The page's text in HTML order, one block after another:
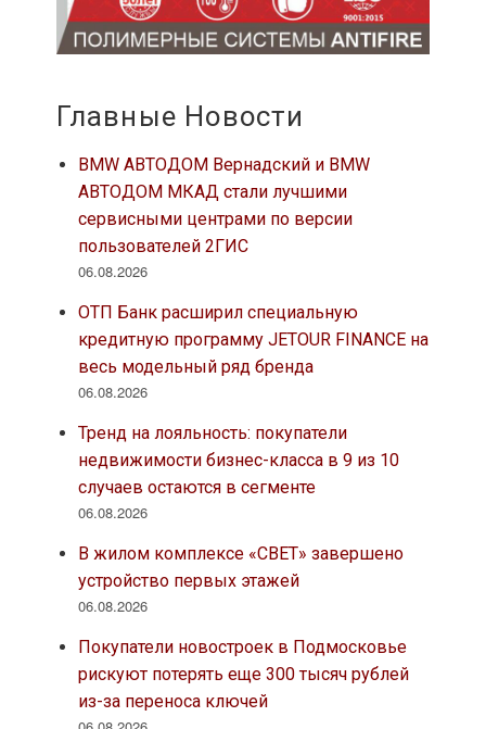
Главные Новости
BMW АВТОДОМ Вернадский и BMW
АВТОДОМ МКАД стали лучшими
сервисными центрами по версии
пользователей 2ГИС
06.08.2026
ОТП Банк расширил специальную
кредитную программу JETOUR FINANCE на
весь модельный ряд бренда
06.08.2026
Тренд на лояльность: покупатели
недвижимости бизнес-класса в 9 из 10
случаев остаются в сегменте
06.08.2026
В жилом комплексе «СВЕТ» завершено
устройство первых этажей
06.08.2026
Покупатели новостроек в Подмосковье
рискуют потерять еще 300 тысяч рублей
из-за переноса ключей